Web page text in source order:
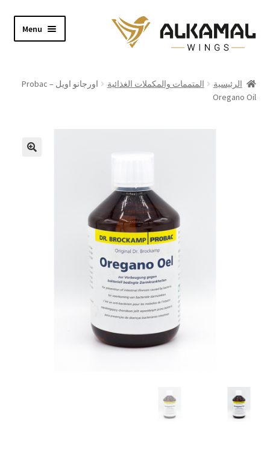
Skip
to
navigation
Skip
to
content
Menu
Shop
الرئيسية المتممات والمكملات الغذائية
اورجانو اويل – Probac
Oregano Oil